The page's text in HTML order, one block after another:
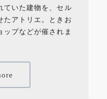
ていた建物を、セル
たアトリエ。ときお
ップなどが催されま